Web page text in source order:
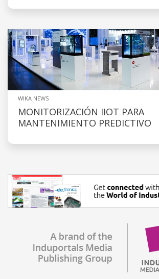
WIKA NEWS
MONITORIZACIÓN IIOT PARA
MANTENIMIENTO PREDICTIVO